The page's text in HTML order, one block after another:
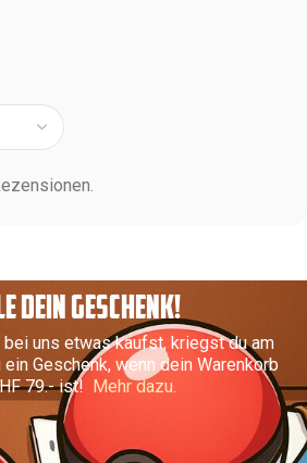
DEIN GESCHENK!
uns etwas kaufst, kriegst du am
Geschenk, wenn dein Warenkorb
79.- ist! Mehr dazu.